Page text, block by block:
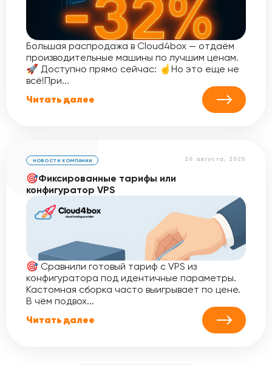
Большая распродажа в Cloud4box — отдаём
производительные машины по лучшим ценам.
🚀 Доступно прямо сейчас: ☝️Но это еще не
всё!При...
Читать далее
26 августа, 2025
НОВОСТИ КОМПАНИИ
🎯Фиксированные тарифы или
конфигуратор VPS
🎯 Сравнили готовый тариф с VPS из
конфигуратора под идентичные параметры.
Кастомная сборка часто выигрывает по цене.
В чём подвох...
Читать далее